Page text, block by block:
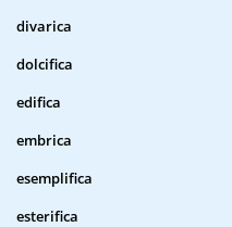
divarica
dolcifica
edifica
embrica
esemplifica
esterifica